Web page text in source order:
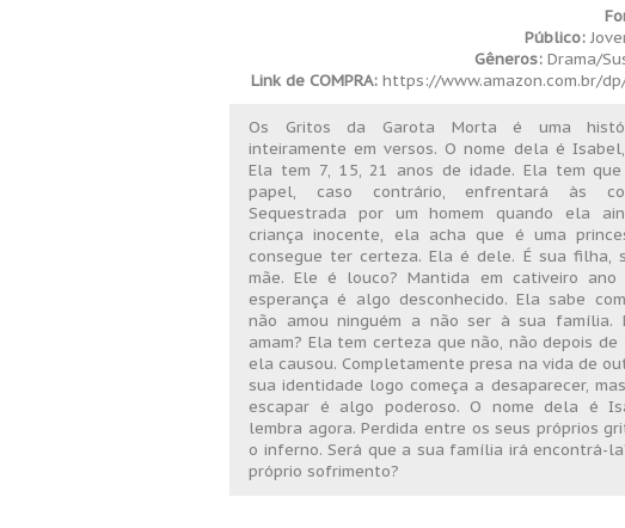
Público:
Gêneros: Drama/
Link de COMPRA: https://www.amazon.com.br/dp/
Os Gritos da Garota Morta é uma
inteiramente em versos. O nome dela é Isabel,
Ela tem 7, 15, 21 anos de idade. Ela tem
papel, caso contrário, enfrentará às
Sequestrada por um homem quando ela
criança inocente, ela acha que é uma
consegue ter certeza. Ela é dele. É sua filha,
mãe. Ele é louco? Mantida em cativeiro ano
esperança é algo desconhecido. Ela sabe
não amou ninguém a não ser à sua família.
amam? Ela tem certeza que não, não depois
ela causou. Completamente presa na vida de
sua identidade logo começa a desaparecer,
escapar é algo poderoso. O nome dela é
lembra agora. Perdida entre os seus próprios
o inferno. Será que a sua família irá encontrá-
próprio sofrimento?